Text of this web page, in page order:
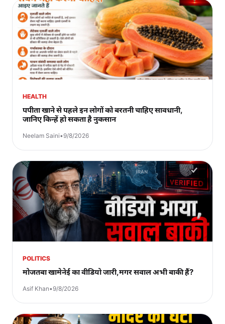
HEALTH
पपीता खाने से पहले इन लोगों को बरतनी चाहिए सावधानी,
जानिए किन्हें हो सकता है नुकसान
Neelam Saini•9/8/2026
POLITICS
मोजतबा खामेनेई का वीडियो जारी,मगर सवाल अभी बाकी हैं?
Asif Khan•9/8/2026